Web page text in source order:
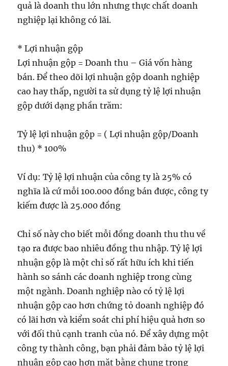
quả là doanh thu lớn nhưng thực chất doanh
nghiệp lại không có lãi.
* Lợi nhuận gộp
Lợi nhuận gộp = Doanh thu – Giá vốn hàng
bán. Để theo dõi lợi nhuận gộp doanh nghiệp
cao hay thấp, người ta sử dụng tỷ lệ lợi nhuận
gộp dưới dạng phần trăm:
Tỷ lệ lợi nhuận gộp = ( Lợi nhuận gộp/Doanh
thu) * 100%
Ví dụ: Tỷ lệ lợi nhuận của công ty là 25% có
nghĩa là cứ mỗi 100.000 đồng bán được, công ty
kiếm được là 25.000 đồng
Chỉ số này cho biết mỗi đồng doanh thu thu về
tạo ra được bao nhiêu đồng thu nhập. Tỷ lệ lợi
nhuận gộp là một chỉ số rất hữu ích khi tiến
hành so sánh các doanh nghiệp trong cùng
một ngành. Doanh nghiệp nào có tỷ lệ lợi
nhuận gộp cao hơn chứng tỏ doanh nghiệp đó
có lãi hơn và kiểm soát chi phí hiệu quả hơn so
với đối thủ cạnh tranh của nó. Để xây dựng một
công ty thành công, bạn phải đảm bảo tỷ lệ lợi
nhuận gộp cao hơn mặt bằng chung trong